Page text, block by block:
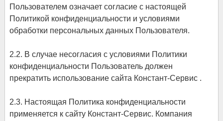
Пользователем означает согласие с настоящей
Политикой конфиденциальности и условиями
обработки персональных данных Пользователя.
2.2. В случае несогласия с условиями Политики
конфиденциальности Пользователь должен
прекратить использование сайта Констант-Сервис .
2.3. Настоящая Политика конфиденциальности
применяется к сайту Констант-Сервис. Компания